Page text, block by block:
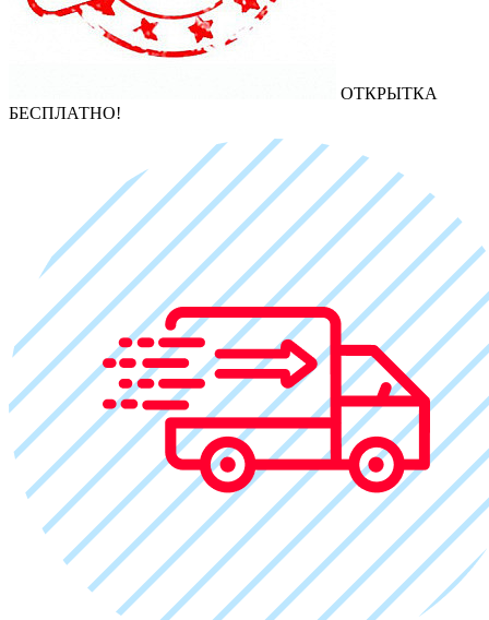
ОТКРЫТКА
БЕСПЛАТНО!